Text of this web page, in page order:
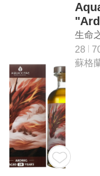
生命
柏
28
蘇格